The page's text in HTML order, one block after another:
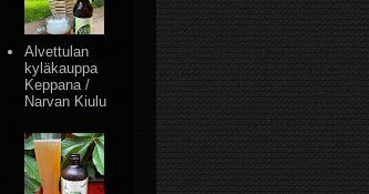
Alvettulan
kyläkauppa
Keppana /
Narvan Kiulu